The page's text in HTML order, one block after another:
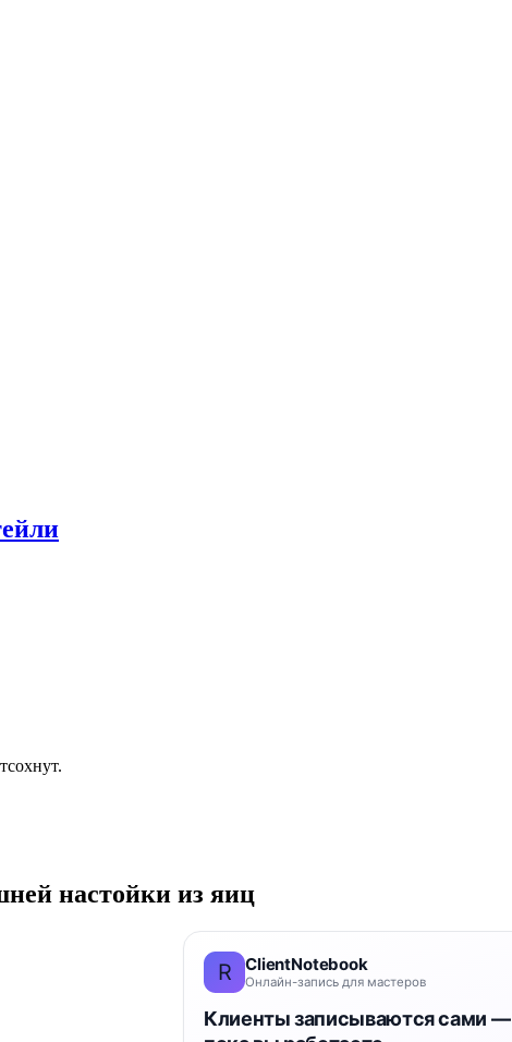
настойки из яиц
R ClientNotebook
Онлайн-запись для мастеров
Клиенты записываются сами —